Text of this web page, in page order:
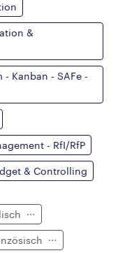
&
- Kanban - SAFe -
- RfI/RfP
& Controlling